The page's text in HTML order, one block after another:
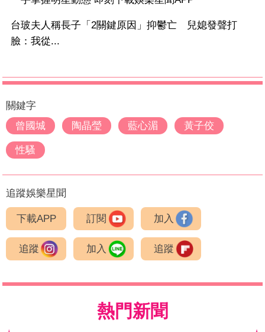
台玻夫人稱長子「2關鍵原因」抑鬱亡 兒媳發聲打
臉：我從...
關鍵字
曾國城
陶晶瑩 藍心湄 黃子佼
性騷
追蹤娛樂星聞
下載APP 訂閱 加入
追蹤 加入 追蹤
熱門新聞